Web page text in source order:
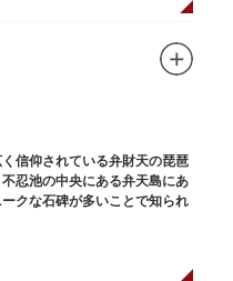
信仰されている弁財天の琵琶
忍池の中央にある弁天島にあ
クな石碑が多いことで知られ